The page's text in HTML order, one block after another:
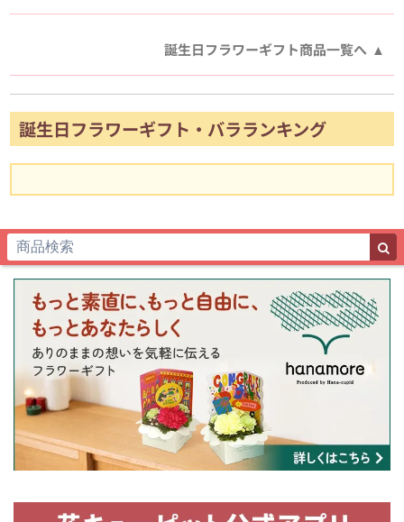
誕生日フラワーギフト商品一覧へ
誕生日フラワーギフト・バラランキング